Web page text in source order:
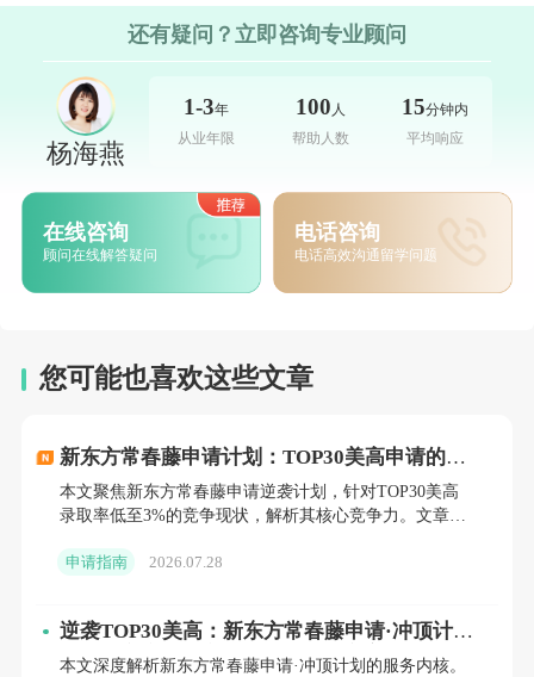
究，并为他们提供发表平台。
The Concord Review
网址：https://www.tcr.org/
参与对象：仅限高中生参与，国籍不限。
研究领域：涵盖所有学科，包括自然科
期刊特色：成立于1987年，专注于高中生
篇文章需经过严格审稿程序。
Young Scientist Journal
网址：https://ysjournal.com/
参与对象：全球中学生均可参与，无年级
和国籍限制。
还有疑问？立即咨询专业顾问
杨海燕
1-3年
从业年限
100 人
帮助人数
15分钟内
平均响应
在线咨询
顾问在线解答疑问
电话咨询
电话高效沟通留学问题
您可能也喜欢这些文章
新东方常春藤申请计划：TOP30美高申请的定
制化解决方案
本文聚焦新东方常春藤申请逆袭计划，针对TOP30美高
录取率低至3%的竞争现状，解析其核心竞争力。文章详
系，涵
申请指南 2026.07.28
逆袭TOP30美高：新东方常春藤申请·冲顶计划
如何为家庭提供定制化升读解决方案
本文深度解析新东方常春藤申请·冲顶计划的服务内核。